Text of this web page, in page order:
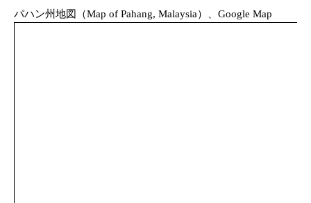
パハン州地図（Map of Pahang, Malaysia）、Google Map